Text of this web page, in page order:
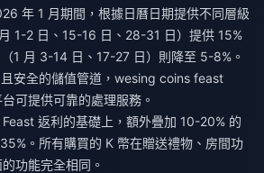
年 1 月期間，根據日曆日期提供不同層級
1-2 日、15-16 日、28-31 日）提供 15%
1 月 3-14 日、17-27 日）則降至 5-8%。
安全的儲值管道， wesing coins feast
可提供可靠的處理服務。
返利的基礎上，額外疊加 10-20% 的
。所有購買的 K 幣在贈送禮物、房間功
功能完全相同。